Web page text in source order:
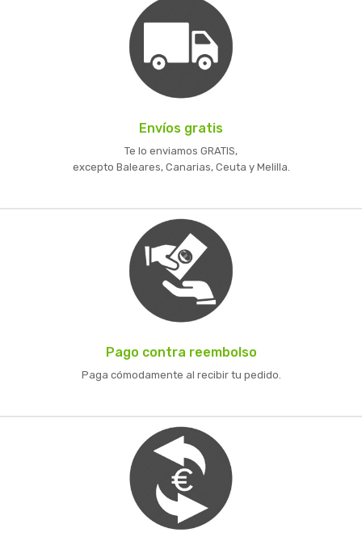
Envíos gratis
Te lo enviamos GRATIS,
excepto Baleares, Canarias, Ceuta y Melilla.
Pago contra reembolso
Paga cómodamente al recibir tu pedido.